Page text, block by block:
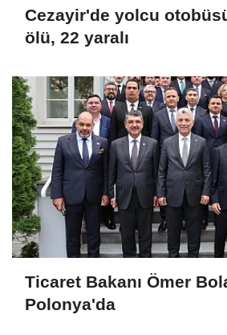
Cezayir'de yolcu
ölü, 22 yaralı
Ticaret Bakanı Ömer
Polonya'da